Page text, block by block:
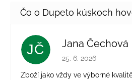
JČ Jana Čechová
Hodnotenie obchodu
25. 6. 2026
Zboží jako vždy ve výborné